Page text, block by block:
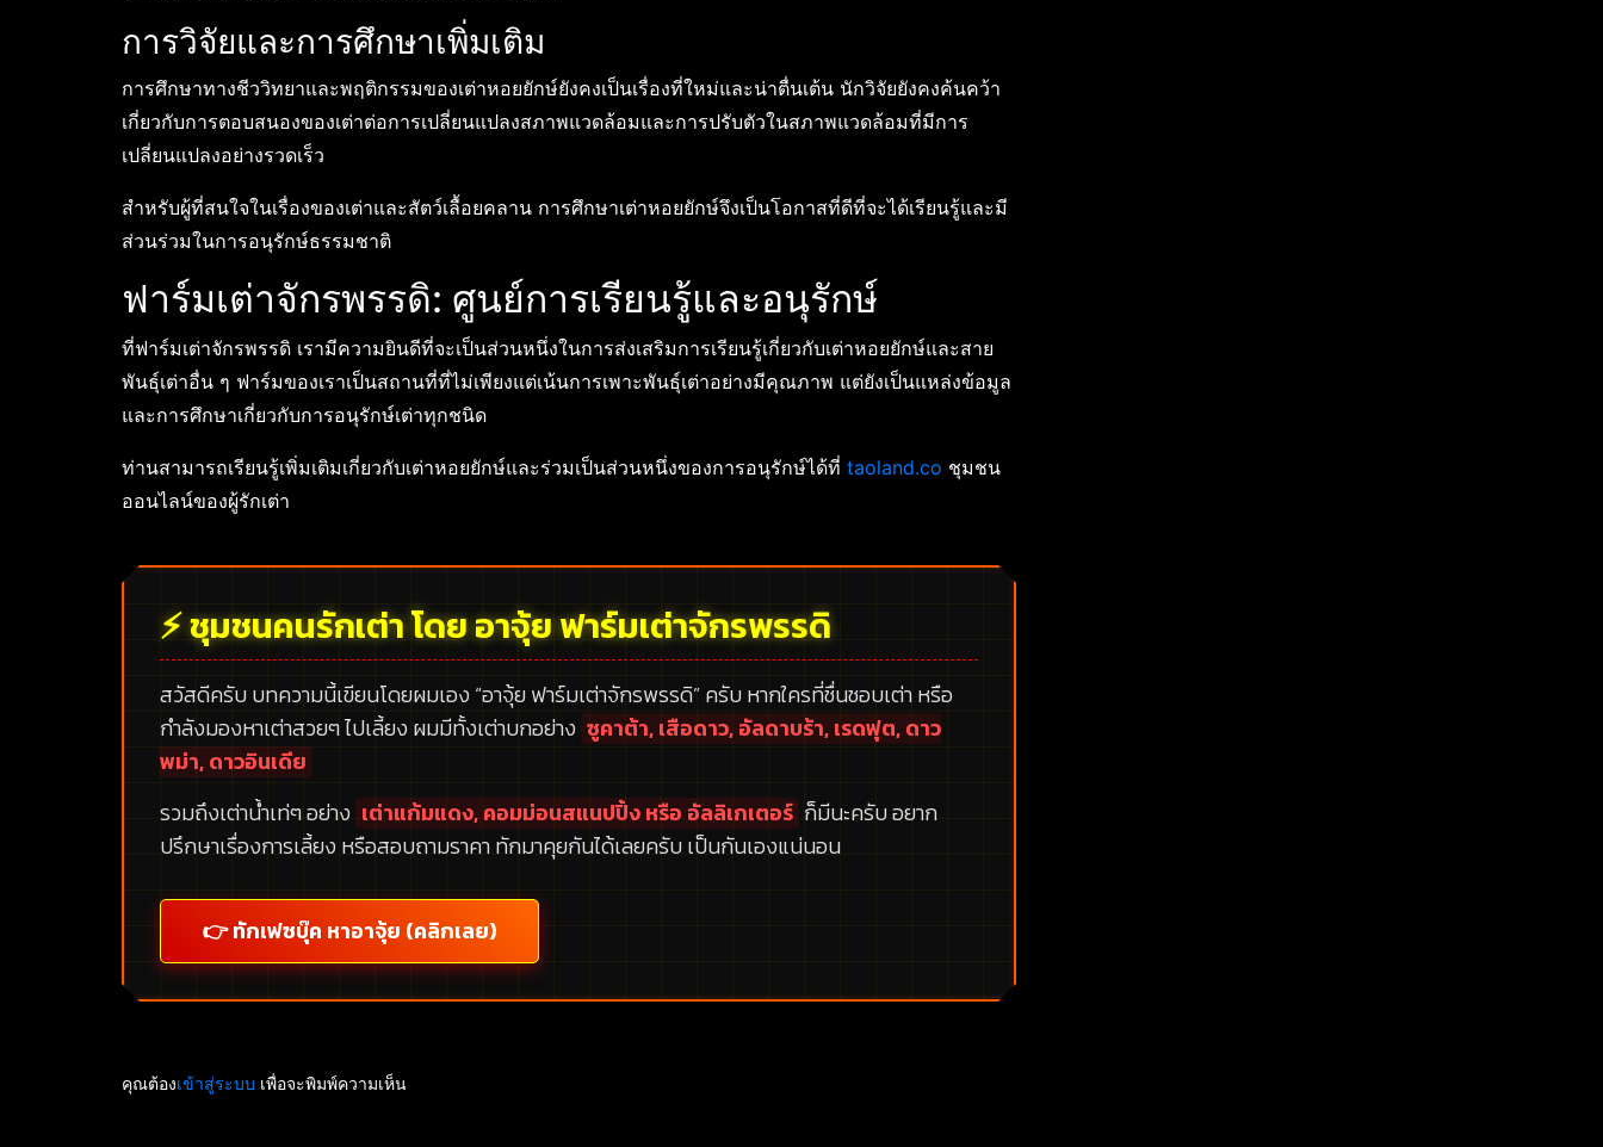
การวิจัยและการศึกษาเพิ่มเติม
การศึกษาทางชีววิทยาและพฤติกรรมของเต่าหอยยักษ์ยังคงเป็นเรื่องที่ใหม่และน่าตื่นเต้น นักวิจัยยังคงค้นคว้า
เกี่ยวกับการตอบสนองของเต่าต่อการเปลี่ยนแปลงสภาพแวดล้อมและการปรับตัวในสภาพแวดล้อมที่มีการ
เปลี่ยนแปลงอย่างรวดเร็ว
สำหรับผู้ที่สนใจในเรื่องของเต่าและสัตว์เลื้อยคลาน การศึกษาเต่าหอยยักษ์จึงเป็นโอกาสที่ดีที่จะได้เรียนรู้และมี
ส่วนร่วมในการอนุรักษ์ธรรมชาติ
ฟาร์มเต่าจักรพรรดิ: ศูนย์การเรียนรู้และอนุรักษ์
ที่ฟาร์มเต่าจักรพรรดิ เรามีความยินดีที่จะเป็นส่วนหนึ่งในการส่งเสริมการเรียนรู้เกี่ยวกับเต่าหอยยักษ์และสาย
พันธุ์เต่าอื่น ๆ ฟาร์มของเราเป็นสถานที่ที่ไม่เพียงแต่เน้นการเพาะพันธุ์เต่าอย่างมีคุณภาพ แต่ยังเป็นแหล่งข้อมูล
และการศึกษาเกี่ยวกับการอนุรักษ์เต่าทุกชนิด
ท่านสามารถเรียนรู้เพิ่มเติมเกี่ยวกับเต่าหอยยักษ์และร่วมเป็นส่วนหนึ่งของการอนุรักษ์ได้ที่ taoland.co ชุมชน
ออนไลน์ของผู้รักเต่า
⚡ ชุมชนคนรักเต่า โดย อาจุ้ย ฟาร์มเต่าจักรพรรดิ
สวัสดีครับ บทความนี้เขียนโดยผมเอง “อาจุ้ย ฟาร์มเต่าจักรพรรดิ”ครับ หากใครที่ชื่นชอบเต่า หรือ
กำลังมองหาเต่าสวยๆ ไปเลี้ยง ผมมีทั้งเต่าบกอย่าง ซูคาต้า, เสือดาว, อัลดาบร้า, เรดฟุต, ดาว
พม่า, ดาวอินเดีย
รวมถึงเต่าน้ำเท่ๆ อย่าง เต่าแก้มแดง, คอมม่อนสแนปปิ้ง หรือ อัลลิเกเตอร์ ก็มีนะครับ อยาก
ปรึกษาเรื่องการเลี้ยง หรือสอบถามราคา ทักมาคุยกันได้เลยครับ เป็นกันเองแน่นอน
👉 ทักเฟซบุ๊ค หาอาจุ้ย (คลิกเลย)
คุณต้องเข้าสู่ระบบ เพื่อจะพิมพ์ความเห็น